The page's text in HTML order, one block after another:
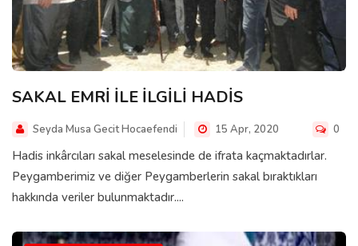
SAKAL EMRİ İLE İLGİLİ HADİS
Seyda Musa Gecit Hocaefendi 15 Apr, 2020 0
Hadis inkârcıları sakal meselesinde de ifrata kaçmaktadırlar.
Peygamberimiz ve diğer Peygamberlerin sakal bıraktıkları
hakkında veriler bulunmaktadır....